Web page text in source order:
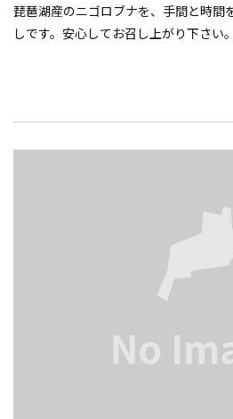
琵琶湖産のニゴロブナを、手間と時間
しです。安心してお召し上がり下さい